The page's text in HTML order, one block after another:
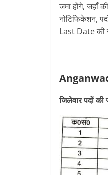
जमा होंगे, जहाँ
नोटिफिकेशन,
Last Date की
जिलेवार पदों